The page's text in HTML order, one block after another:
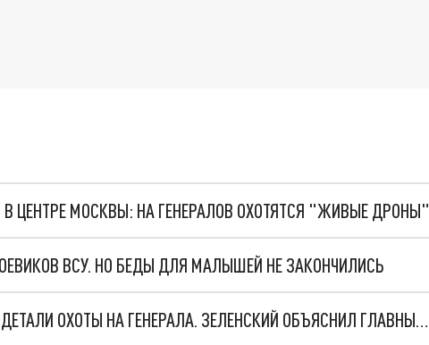
ЦЕНТРЕ МОСКВЫ: НА ГЕНЕРАЛОВ ОХОТЯТСЯ "ЖИВЫЕ ДРОНЫ"
ВСУ. НО БЕДЫ ДЛЯ МАЛЫШЕЙ НЕ ЗАКОНЧИЛИСЬ
"МЫ ВАС ЗАСТАВИМ": ЖУТКИЕ ДЕТАЛИ ОХОТЫ НА ГЕНЕРАЛА. ЗЕЛЕНСКИЙ ОБЪЯСНИЛ ГЛАВНЫЙ СМЫСЛ ТЕРАКТА В ЦЕНТРЕ МОСКВЫ